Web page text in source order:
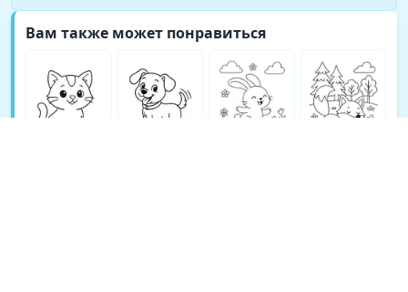
Вам также может понравиться